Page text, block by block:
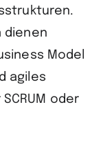
dienen
Model
agiles
oder